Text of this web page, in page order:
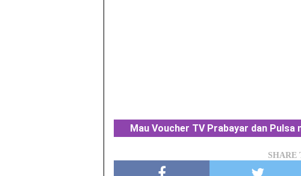
Mau Voucher TV Prabayar dan
SHARE